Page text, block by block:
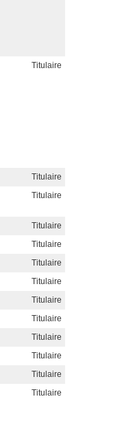
Titulaire
Titulaire
Titulaire
Titulaire
Titulaire
Titulaire
Titulaire
Titulaire
Titulaire
Titulaire
Titulaire
Titulaire
Titulaire